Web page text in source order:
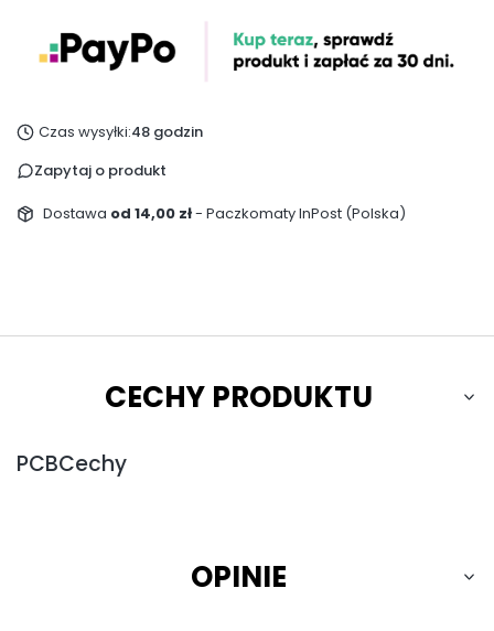
Czas wysyłki:48 godzin
Zapytaj o produkt
Dostawa od 14,00 zł- Paczkomaty InPost (Polska)
CECHY PRODUKTU
PCBCechy
OPINIE